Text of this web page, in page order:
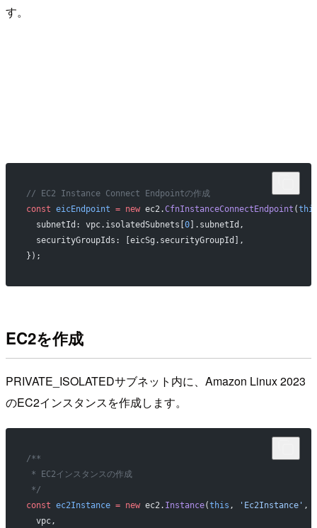
す。
// EC2 Instance Connect Endpointの作成
const eicEndpoint = new ec2.CfnInstanceConnectEndpoint (
  subnetId: vpc.isolatedSubnets[
0].subnetId,
  securityGroupIds: [eicSg.securityGroupId],
});
EC2を作成
PRIVATE_ISOLATEDサブネット内に、Amazon Linux 2023
のEC2インスタンスを作成します。
/**
* EC2インスタンスの作成
*/
const ec2Instance = new ec2. Instance(this , 'Ec2Instance' ,
  vpc,